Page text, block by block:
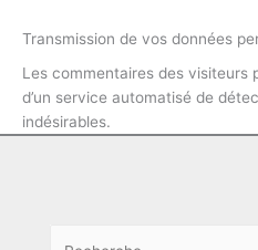
Transmission de vos données
Les commentaires des visiteurs
d’un service automatisé de
indésirables.